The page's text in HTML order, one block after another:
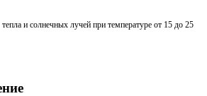
и солнечных лучей при температуре от 15 до 25